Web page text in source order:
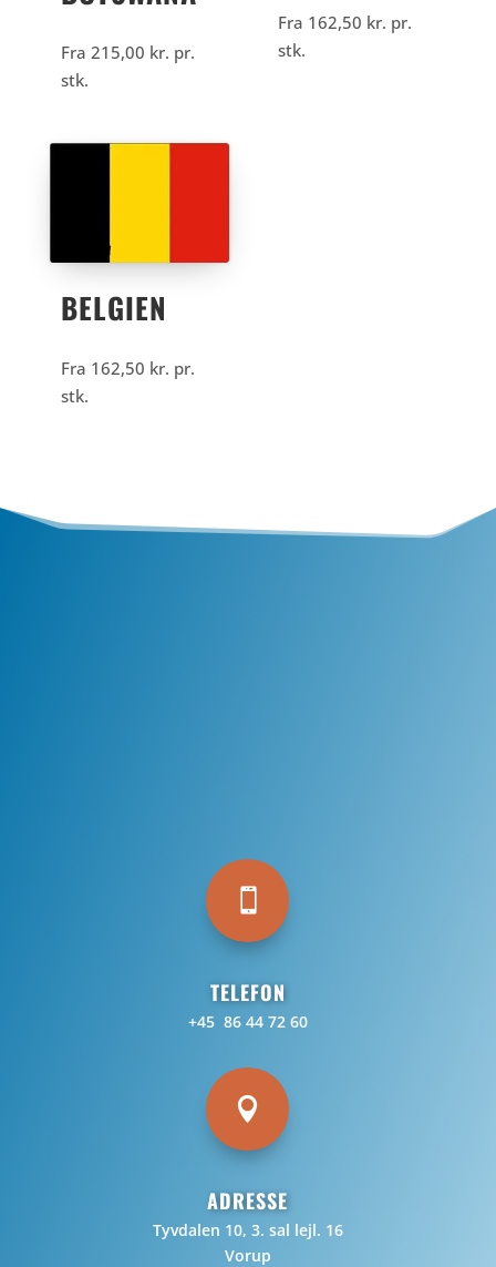
Fra 215,00 kr. pr.
stk.
Fra 162,50 kr. pr.
stk.
BELGIEN
Fra 162,50 kr. pr.
stk.

TELEFON
+45 86 44 72 60

ADRESSE
Tyvdalen 10, 3. sal lejl. 16
Vorup